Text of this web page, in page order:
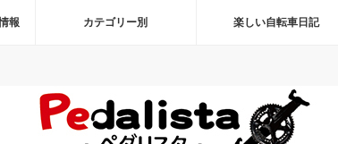
報 カテゴリー別 楽しい自転車日記